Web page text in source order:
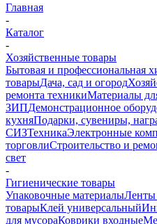
Главная
-
Каталог
-
Хозяйственные товары
Бытовая и профессиональная
товарыДача, сад и огород
ремонта техникиМатериалы
ЗИПДемонстрационное
кухняПодарки, сувениры,
СИЗТехникаЭлектронные
торговлиСтроительство и
свет
-
Гигиенические товары
Упаковочные материалыЛенты
товарыКлей универсальный
для мусораКоврики входные